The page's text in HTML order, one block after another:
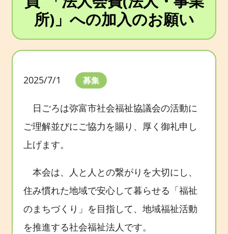
所)」への加入のお願い
2025/7/1 募集
日ごろは弥富市社会福祉協議会の活動に
ご理解並びにご協力を賜り、厚く御礼申し
上げます。
本会は、人と人との繋がりを大切にし、
住み慣れた地域で安心して暮らせる「福祉
のまちづくり」を目指して、地域福祉活動
を推進する社会福祉法人です。